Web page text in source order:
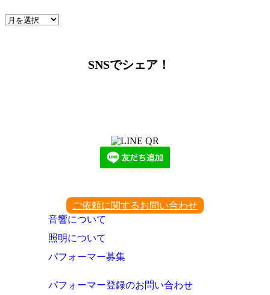
ア
SNSでシェア！
ご依頼に関するお問い合わせ
音響について
照明について
パフォーマー募集
パフォーマー登録のお問い合わせ